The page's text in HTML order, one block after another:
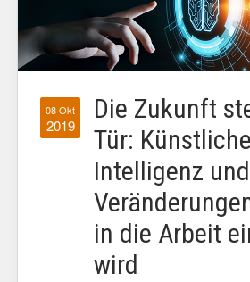
08 Okt
2019
Die Zukunft
Tür: Künstliche
Intelligenz
in die Arbeit
wird